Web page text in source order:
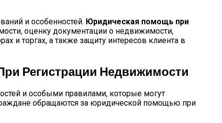
и особенностей. Юридическая помощь при
оценку документации о недвижимости,
и торгах, а также защиту интересов клиента в
Регистрации Недвижимости
и особыми правилами, которые могут
обращаются за юридической помощью при